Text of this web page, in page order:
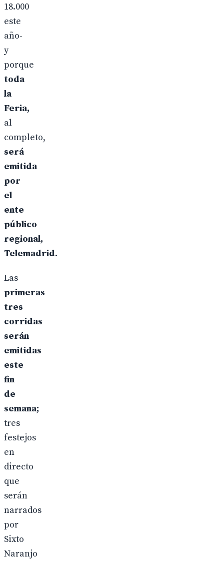
18.000
este
año-
y
porque
toda
la
Feria,
al
completo,
será
emitida
por
el
ente
público
regional,
Telemadrid.
Las
primeras
tres
corridas
serán
emitidas
este
fin
de
semana;
tres
festejos
en
directo
que
serán
narrados
por
Sixto
Naranjo